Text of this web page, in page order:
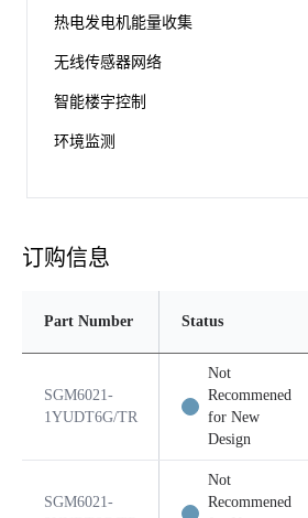
热电发电机能量收集
无线传感器网络
智能楼宇控制
环境监测
订购信息
Part Number Status
SGM6021-
1YUDT6G/TR
Not
Recommened
for New
Design
SGM6021-
Not
Recommened